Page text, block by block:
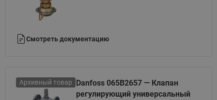
Смотреть документацию
Архивный товар
Danfoss 065B2657 — Клапан
регулирующий универсальный